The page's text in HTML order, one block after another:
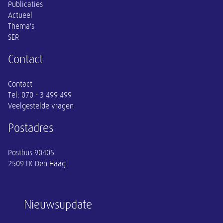
Nieuwsupdate
Publicaties
Actueel
Thema's
SER
Contact
Contact
Tel: 070 - 3 499 499
Veelgestelde vragen
Postadres
Postbus 90405
2509 LK Den Haag